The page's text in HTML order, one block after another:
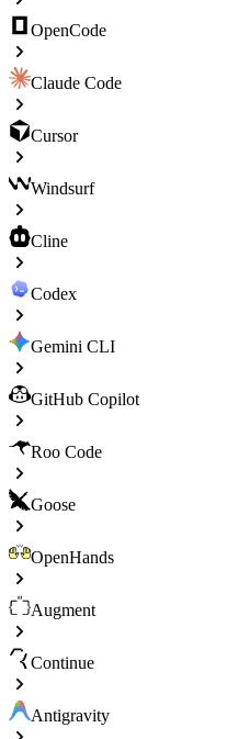
OpenCode
Claude Code
Cursor
Windsurf
Cline
Codex
Gemini CLI
GitHub Copilot
Roo Code
Goose
OpenHands
Augment
Continue
Antigravity